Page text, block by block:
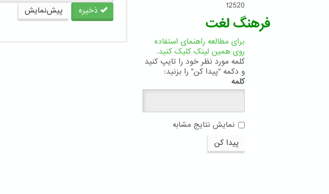
ذخیره پیش‌نمایش
12520
فرهنگ لغت
برای مطالعه راهنمای استفاده
روی همین لینک کلیک کنید.
کلمه مورد نظر خود را تایپ کنید
و دکمه "پیدا کن" را بزنید:
کلمه
نمایش نتایج مشابه
پیدا کن